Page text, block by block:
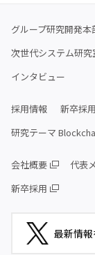
グループ研究開発本
次世代システム研究
インタビュー
採用情報 新卒採
研究テーマ
会社概要 代表
新卒採用
最新情